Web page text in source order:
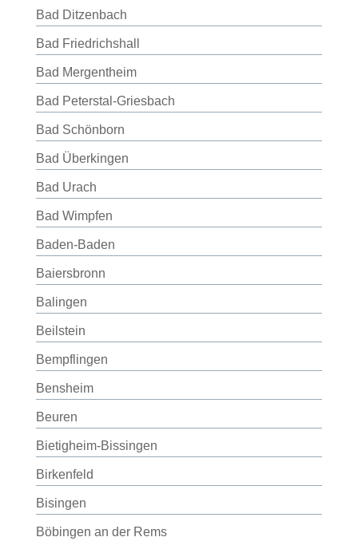
Bad Ditzenbach
Bad Friedrichshall
Bad Mergentheim
Bad Peterstal-Griesbach
Bad Schönborn
Bad Überkingen
Bad Urach
Bad Wimpfen
Baden-Baden
Baiersbronn
Balingen
Beilstein
Bempflingen
Bensheim
Beuren
Bietigheim-Bissingen
Birkenfeld
Bisingen
Böbingen an der Rems